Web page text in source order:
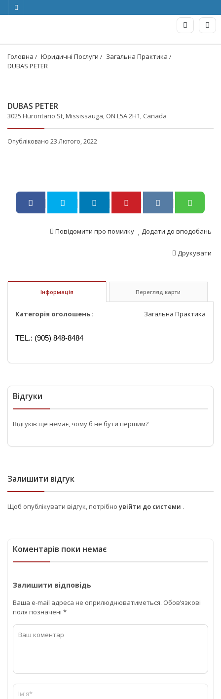
Головна Юридичні Послуги
Загальна Практика
DUBAS PETER
DUBAS PETER
3025 Hurontario St, Mississauga, ON L5A 2H1, Canada
Опубліковано 23 Лютого, 2022
Додати до вподобань
Повідомити про помилку
Друкувати
Інформація Перегляд карти
Категорія оголошень : Загальна Практика
TEL.: (905) 848-8484
Відгуки
Відгуків ще немає, чому б не бути першим?
Залишити відгук
Щоб опублікувати відгук, потрібно увійти до системи .
Коментарів поки немає
Залишити відповідь
Ваша e-mail адреса не оприлюднюватиметься. Обов’язкові
поля позначені *